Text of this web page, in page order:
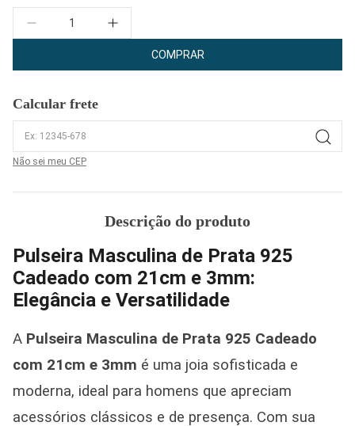
Quantidade
COMPRAR
Calcular frete
Não sei meu CEP
Descrição do produto
Pulseira Masculina de Prata 925
Cadeado com 21cm e 3mm:
Elegância e Versatilidade
A Pulseira Masculina de Prata 925 Cadeado
com 21cm e 3mm é uma joia sofisticada e
moderna, ideal para homens que apreciam
acessórios clássicos e de presença. Com sua